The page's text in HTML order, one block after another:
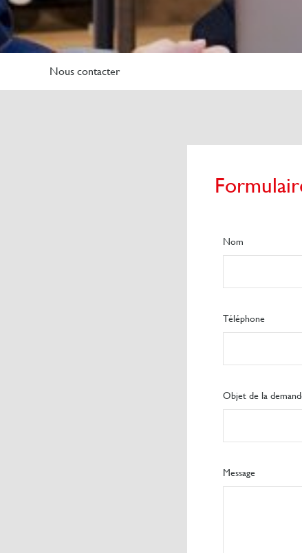
Nous contacter
Nom
Téléphone
Objet de la
Message